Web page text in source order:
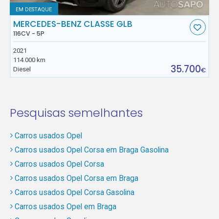
EM DESTAQUE
MERCEDES-BENZ CLASSE GLB
116CV - 5P
2021
114.000 km
Diesel
35.700€
Pesquisas semelhantes
Carros usados Opel
Carros usados Opel Corsa em Braga Gasolina
Carros usados Opel Corsa
Carros usados Opel Corsa em Braga
Carros usados Opel Corsa Gasolina
Carros usados Opel em Braga